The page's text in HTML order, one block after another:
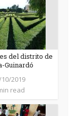
del distrito de
Guinardó
2019
read